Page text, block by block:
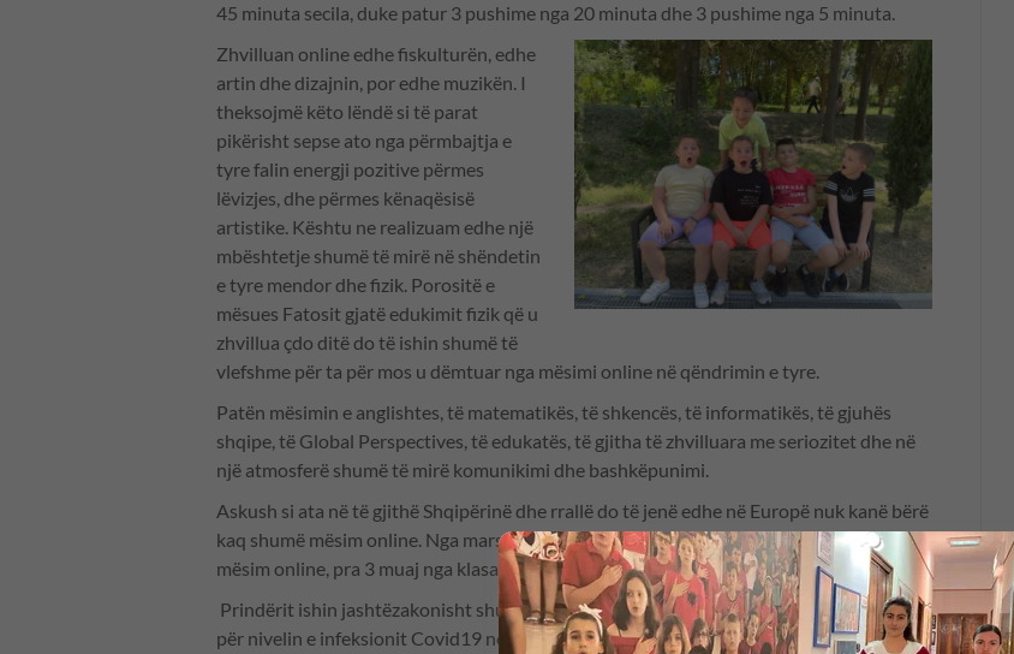
45 minuta secila, duke patur 3 pushime nga 20 minuta dhe 3 pushime nga 5 minuta.
Zhvilluan online edhe fiskulturën, edhe
artin dhe dizajnin, por edhe muzikën. I
theksojmë këto lëndë si të parat
pikërisht sepse ato nga përmbajtja e
tyre falin energji pozitive përmes
lëvizjes, dhe përmes kënaqësisë
artistike. Kështu ne realizuam edhe një
mbështetje shumë të mirë në shëndetin
e tyre mendor dhe fizik. Porositë e
mësues Fatosit gjatë edukimit fizik që u
zhvillua çdo ditë do të ishin shumë të
vlefshme për ta për mos u dëmtuar nga mësimi online në qëndrimin e tyre.
Patën mësimin e anglishtes, të matematikës, të shkencës, të informatikës, të gjuhës
shqipe, të Global Perspectives, të edukatës, të gjitha të zhvilluara me seriozitet dhe në
një atmosferë shumë të mirë komunikimi dhe bashkëpunimi.
Askush si ata në të gjithë Shqipërinë dhe rrallë do të jenë edhe në Europë nuk kanë bërë
kaq shumë mësim online. Nga mars 2020 deri në 6 prill 2021 ata realizuan 8 muaj
mësim online, pra 3 muaj nga klasa e dytë dhe 5 muaj nga klasa e tretë.
Prindërit ishin jashtëzakonisht shumë mbështetës. Drejtoria i informoi ata vazhdimisht
për nivelin e infeksionit Covid19 në shkollë duke filluar ndjekjen 2 javë para se të